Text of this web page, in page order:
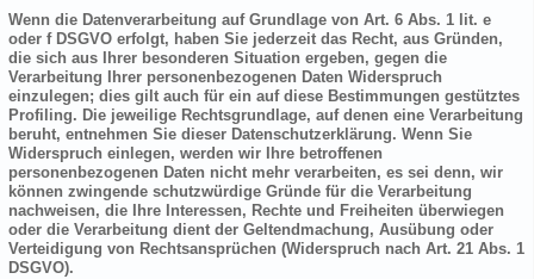
Wenn die Datenverarbeitung auf Grundlage von Art. 6 Abs. 1 lit. e
oder f DSGVO erfolgt, haben Sie jederzeit das Recht, aus Gründen,
die sich aus Ihrer besonderen Situation ergeben, gegen die
Verarbeitung Ihrer personenbezogenen Daten Widerspruch
einzulegen; dies gilt auch für ein auf diese Bestimmungen gestütztes
Profiling. Die jeweilige Rechtsgrundlage, auf denen eine Verarbeitung
beruht, entnehmen Sie dieser Datenschutzerklärung. Wenn Sie
Widerspruch einlegen, werden wir Ihre betroffenen
personenbezogenen Daten nicht mehr verarbeiten, es sei denn, wir
können zwingende schutzwürdige Gründe für die Verarbeitung
nachweisen, die Ihre Interessen, Rechte und Freiheiten überwiegen
oder die Verarbeitung dient der Geltendmachung, Ausübung oder
Verteidigung von Rechtsansprüchen (Widerspruch nach Art. 21 Abs. 1
DSGVO).